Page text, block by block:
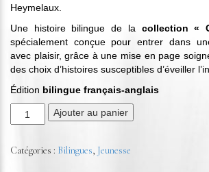
Heymelaux.
Une histoire bilingue de la collection «
spécialement conçue pour entrer dans
avec plaisir, grâce à une mise en page
des choix d’histoires susceptibles d’éveiller
Édition bilingue français-anglais
Ajouter au panier
Catégories : Bilingues, Jeunesse